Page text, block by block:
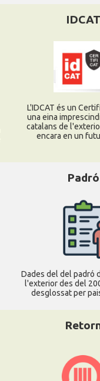
IDCAT
L'IDCAT és un
una eina
catalans de
encara en un
Padró
Dades del del padró
l'exterior des del
desglossat per